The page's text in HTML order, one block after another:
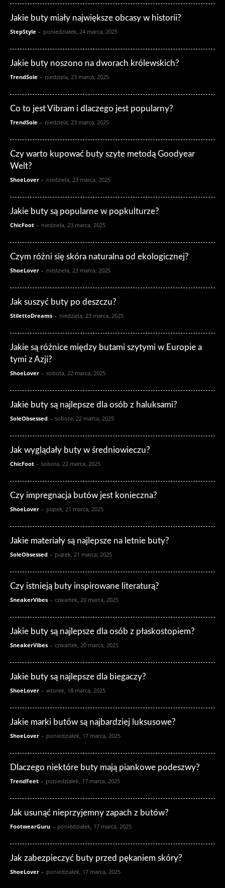
Jakie buty miały największe obcasy w historii?
StepStyle - poniedziałek, 24 marca, 2025
Jakie buty noszono na dworach królewskich?
TrendSole - niedziela, 23 marca, 2025
Co to jest Vibram i dlaczego jest popularny?
TrendSole - niedziela, 23 marca, 2025
Czy warto kupować buty szyte metodą Goodyear
Welt?
ShoeLover - niedziela, 23 marca, 2025
Jakie buty są popularne w popkulturze?
ChicFoot - niedziela, 23 marca, 2025
Czym różni się skóra naturalna od ekologicznej?
ShoeLover - niedziela, 23 marca, 2025
Jak suszyć buty po deszczu?
StilettoDreams - niedziela, 23 marca, 2025
Jakie są różnice między butami szytymi w Europie a
tymi z Azji?
ShoeLover - sobota, 22 marca, 2025
Jakie buty są najlepsze dla osób z haluksami?
SoleObsessed - sobota, 22 marca, 2025
Jak wyglądały buty w średniowieczu?
ChicFoot - sobota, 22 marca, 2025
Czy impregnacja butów jest konieczna?
ShoeLover - piątek, 21 marca, 2025
Jakie materiały są najlepsze na letnie buty?
SoleObsessed - piątek, 21 marca, 2025
Czy istnieją buty inspirowane literaturą?
SneakerVibes - czwartek, 20 marca, 2025
Jakie buty są najlepsze dla osób z płaskostopiem?
SneakerVibes - czwartek, 20 marca, 2025
Jakie buty są najlepsze dla biegaczy?
ShoeLover - wtorek, 18 marca, 2025
Jakie marki butów są najbardziej luksusowe?
ShoeLover - poniedziałek, 17 marca, 2025
Dlaczego niektóre buty mają piankowe podeszwy?
TrendFeet - poniedziałek, 17 marca, 2025
Jak usunąć nieprzyjemny zapach z butów?
FootwearGuru - poniedziałek, 17 marca, 2025
Jak zabezpieczyć buty przed pękaniem skóry?
ShoeLover - poniedziałek, 17 marca, 2025